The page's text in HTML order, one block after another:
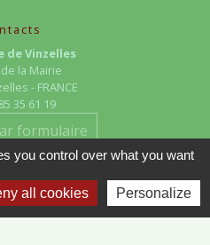
de Vinzelles
la Mairie
- FRANCE
35 61 19
formulaire
you control over what you want
all cookies Personalize